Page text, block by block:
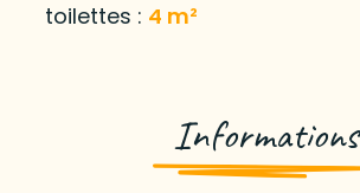
toilettes : 4 m²
Informations